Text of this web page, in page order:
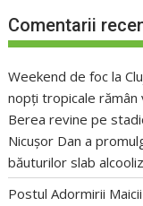
Comentarii
Weekend de foc la
nopți tropicale rămân
Berea revine pe
Nicușor Dan a
băuturilor slab
Postul Adormirii